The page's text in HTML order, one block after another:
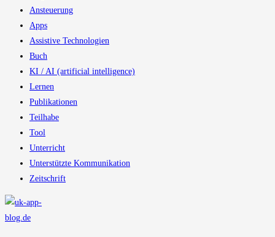
Ansteuerung
Apps
Assistive Technologien
Buch
KI / AI (artificial intelligence)
Lernen
Publikationen
Teilhabe
Tool
Unterricht
Unterstützte Kommunikation
Zeitschrift